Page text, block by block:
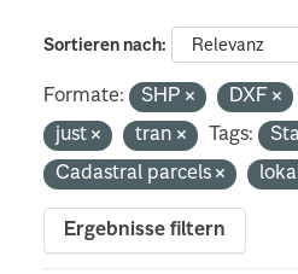
Sortieren nach
Formate: SHP DXF
just
tran Tags:
Cadastral parcels
Ergebnisse filtern